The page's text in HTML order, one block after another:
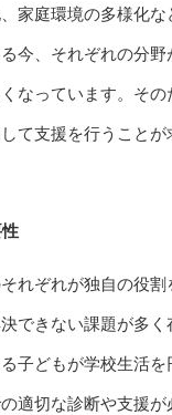
家庭環境の多様化な
今、それぞれの分野
なっています。その
て支援を行うことが
れぞれが独自の役割
できない課題が多く
子どもが学校生活を
適切な診断や支援が